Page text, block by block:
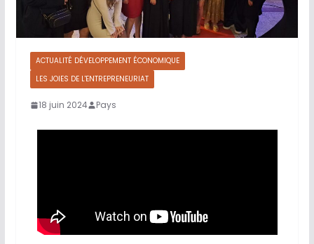
ACTUALITÉ DÉVELOPPEMENT ÉCONOMIQUE
LES JOIES DE L'ENTREPRENEURIAT
18 juin 2024 Pays